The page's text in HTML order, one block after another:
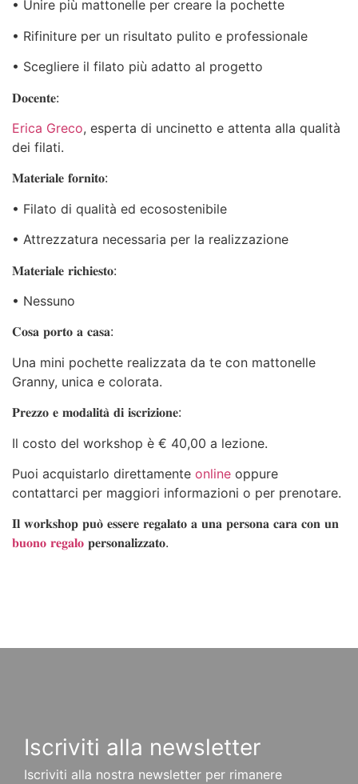
• Unire più mattonelle per creare la pochette
• Rifiniture per un risultato pulito e professionale
• Scegliere il filato più adatto al progetto
𝐃𝐨𝐜𝐞𝐧𝐭𝐞:
Erica Greco, esperta di uncinetto e attenta alla qualità
dei filati.
𝐌𝐚𝐭𝐞𝐫𝐢𝐚𝐥𝐞 𝐟𝐨𝐫𝐧𝐢𝐭𝐨:
• Filato di qualità ed ecosostenibile
• Attrezzatura necessaria per la realizzazione
𝐌𝐚𝐭𝐞𝐫𝐢𝐚𝐥𝐞 𝐫𝐢𝐜𝐡𝐢𝐞𝐬𝐭𝐨:
• Nessuno
𝐂𝐨𝐬𝐚 𝐩𝐨𝐫𝐭𝐨 𝐚 𝐜𝐚𝐬𝐚:
Una mini pochette realizzata da te con mattonelle
Granny, unica e colorata.
𝐏𝐫𝐞𝐳𝐳𝐨 𝐞 𝐦𝐨𝐝𝐚𝐥𝐢𝐭𝐚̀ 𝐝𝐢 𝐢𝐬𝐜𝐫𝐢𝐳𝐢𝐨𝐧𝐞:
Il costo del workshop è € 40,00 a lezione.
Puoi acquistarlo direttamente online oppure
contattarci per maggiori informazioni o per prenotare.
𝐈𝐥 𝐰𝐨𝐫𝐤𝐬𝐡𝐨𝐩 𝐩𝐮𝐨̀ 𝐞𝐬𝐬𝐞𝐫𝐞 𝐫𝐞𝐠𝐚𝐥𝐚𝐭𝐨 𝐚 𝐮𝐧𝐚 𝐩𝐞𝐫𝐬𝐨𝐧𝐚 𝐜𝐚𝐫𝐚 𝐜𝐨𝐧 𝐮𝐧
𝐛𝐮𝐨𝐧𝐨 𝐫𝐞𝐠𝐚𝐥𝐨 𝐩𝐞𝐫𝐬𝐨𝐧𝐚𝐥𝐢𝐳𝐳𝐚𝐭𝐨.
Iscriviti alla newsletter
Iscriviti alla nostra newsletter per rimanere